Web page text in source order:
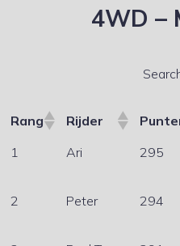
4WD –
Rang Rijder
1
Ari 295
2
Peter 294